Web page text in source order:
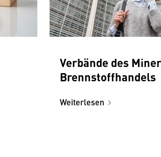
Verbände des
Brennstoffhandels
Weiterlesen